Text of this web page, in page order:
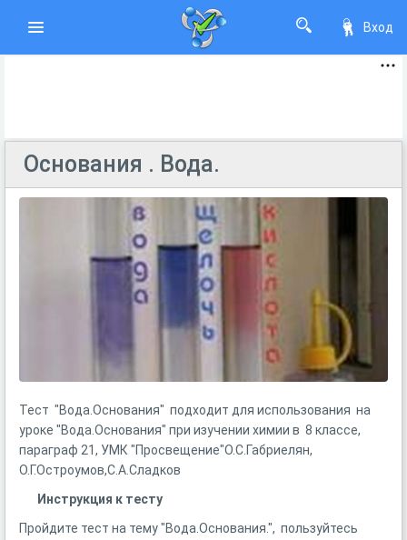
Вход
Основания . Вода.
Тест "Вода.Основания" подходит для использования на
уроке "Вода.Основания" при изучении химии в 8 классе,
параграф 21, УМК "Просвещение"О.С.Габриелян,
О.Г.Остроумов,С.А.Сладков
Инструкция к тесту
Пройдите тест на тему "Вода.Основания.", пользуйтесь